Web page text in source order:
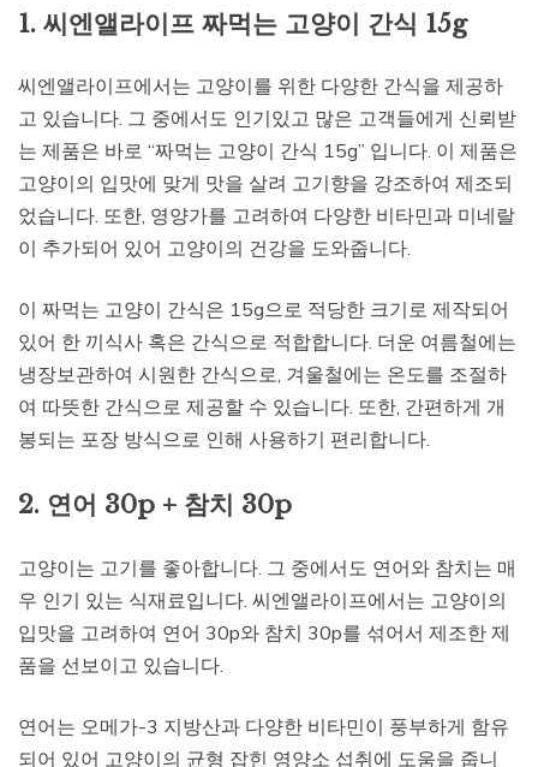
1. 씨엔앨라이프 짜먹는 고양이 간식 15g
씨엔앨라이프에서는 고양이를 위한 다양한 간식을 제공하
고 있습니다. 그 중에서도 인기있고 많은 고객들에게 신뢰받
는 제품은 바로 “짜먹는 고양이 간식 15g” 입니다. 이 제품은
고양이의 입맛에 맞게 맛을 살려 고기향을 강조하여 제조되
었습니다. 또한, 영양가를 고려하여 다양한 비타민과 미네랄
이 추가되어 있어 고양이의 건강을 도와줍니다.
이 짜먹는 고양이 간식은 15g으로 적당한 크기로 제작되어
있어 한 끼식사 혹은 간식으로 적합합니다. 더운 여름철에는
냉장보관하여 시원한 간식으로, 겨울철에는 온도를 조절하
여 따뜻한 간식으로 제공할 수 있습니다. 또한, 간편하게 개
봉되는 포장 방식으로 인해 사용하기 편리합니다.
2. 연어 30p + 참치 30p
고양이는 고기를 좋아합니다. 그 중에서도 연어와 참치는 매
우 인기 있는 식재료입니다. 씨엔앨라이프에서는 고양이의
입맛을 고려하여 연어 30p와 참치 30p를 섞어서 제조한 제
품을 선보이고 있습니다.
연어는 오메가-3 지방산과 다양한 비타민이 풍부하게 함유
되어 있어 고양이의 균형 잡힌 영양소 섭취에 도움을 줍니